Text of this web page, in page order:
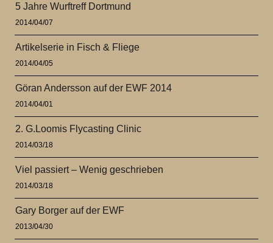
5 Jahre Wurftreff Dortmund
2014/04/07
Artikelserie in Fisch & Fliege
2014/04/05
Göran Andersson auf der EWF 2014
2014/04/01
2. G.Loomis Flycasting Clinic
2014/03/18
Viel passiert – Wenig geschrieben
2014/03/18
Gary Borger auf der EWF
2013/04/30